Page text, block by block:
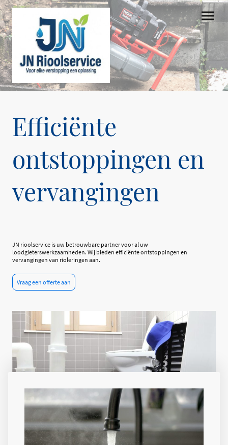
Efficiënte
ontstoppingen en
vervangingen
JN rioolservice is uw betrouwbare partner voor al uw
loodgieterswerkzaamheden. Wij bieden efficiënte ontstoppingen en
vervangingen van rioleringen aan.
Vraag een offerte aan